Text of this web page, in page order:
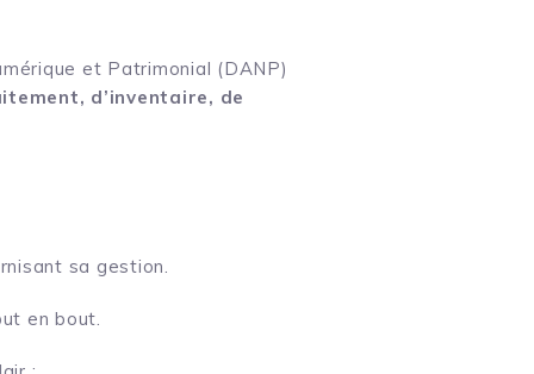
et Patrimonial (DANP)
d’inventaire, de
sa gestion.
en bout.